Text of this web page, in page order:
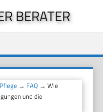
BERATER
→ FAQ → Wie
und die